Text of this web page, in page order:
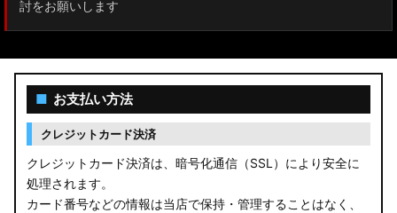
討をお願いします
■ お支払い方法
クレジットカード決済
クレジットカード決済は、暗号化通信（SSL）により安全に
処理されます。
カード番号などの情報は当店で保持・管理することはなく、